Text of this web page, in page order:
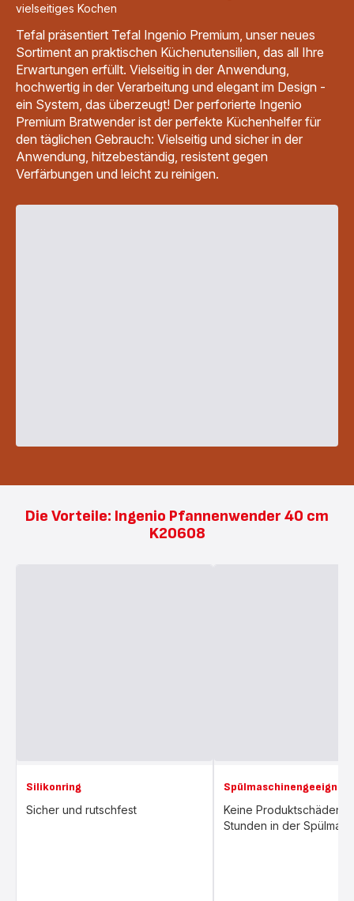
vielseitiges Kochen
Tefal präsentiert Tefal Ingenio Premium, unser neues
Sortiment an praktischen Küchenutensilien, das all Ihre
Erwartungen erfüllt. Vielseitig in der Anwendung,
hochwertig in der Verarbeitung und elegant im Design -
ein System, das überzeugt! Der perforierte Ingenio
Premium Bratwender ist der perfekte Küchenhelfer für
den täglichen Gebrauch: Vielseitig und sicher in der
Anwendung, hitzebeständig, resistent gegen
Verfärbungen und leicht zu reinigen.
Die Vorteile: Ingenio Pfannenwender 40 cm
K20608
Silikonring
Sicher und rutschfest
Spülmaschinengeeignet
Keine Produktschäden
Stunden in der